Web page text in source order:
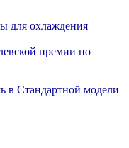
для охлаждения
премии по
Стандартной модели